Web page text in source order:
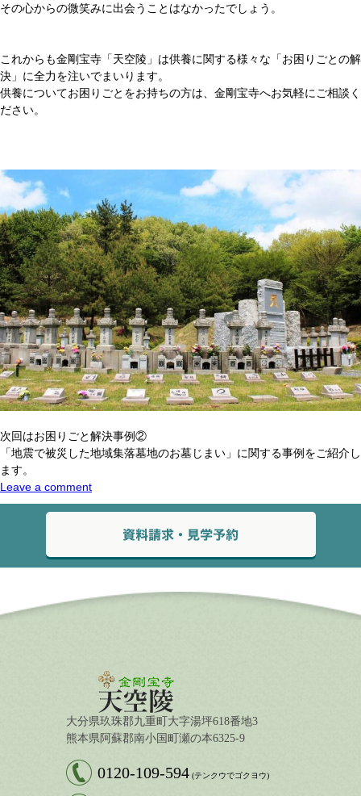
その心からの微笑みに出会うことはなかったでしょう。
これからも金剛宝寺「天空陵」は供養に関する様々な「お困りごとの解
決」に全力を注いでまいります。
供養についてお困りごとをお持ちの方は、金剛宝寺へお気軽にご相談く
ださい。
次回はお困りごと解決事例②
「地震で被災した地域集落墓地のお墓じまい」に関する事例をご紹介し
ます。
Leave a comment
大分県玖珠郡九重町大字湯坪618番地3
熊本県阿蘇郡南小国町瀬の本6325-9
0120-109-594 (テンクウでゴクヨウ)